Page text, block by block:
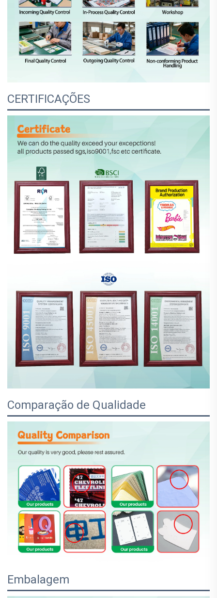
CERTIFICAÇÕES
Comparação de Qualidade
Embalagem